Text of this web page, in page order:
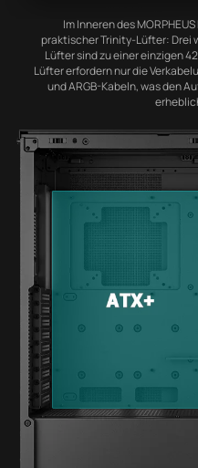
Im Inneren des
praktischer Trinity-Lüfter: Drei
Lüfter sind zu einer einzigen
Lüfter erfordern nur die
und ARGB-Kabeln, was den